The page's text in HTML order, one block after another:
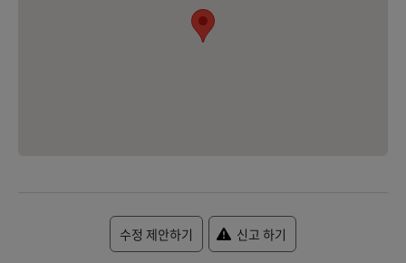
수정 제안하기 신고 하기